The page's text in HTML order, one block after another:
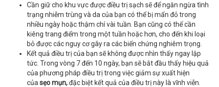
Cần giữ cho khu vực được điều trị sạch sẽ để ngăn ngừa tình
trạng nhiễm trùng và da của bạn có thể bị mẩn đỏ trong
nhiều ngày hoặc thậm chí vài tuần. Bạn cũng có thể cần
kiêng trang điểm trong một tuần hoặc hơn, cho đến khi loại
bỏ được các nguy cơ gây ra các biến chứng nghiêm trọng.
Kết quả điều trị của bạn sẽ không được nhìn thấy ngay lập
tức. Trong vòng 7 đến 10 ngày, bạn sẽ bắt đầu thấy hiệu quả
của phương pháp điều trị trong việc giảm sự xuất hiện
của sẹo mụn,đặc biệt kết quả của điều trị này là vĩnh viễn.